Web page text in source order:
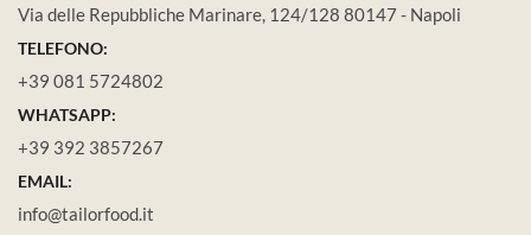
Via delle Repubbliche Marinare, 124/128 80147 - Napoli
TELEFONO:
+39 081 5724802
WHATSAPP:
+39 392 3857267
EMAIL:
info@tailorfood.it